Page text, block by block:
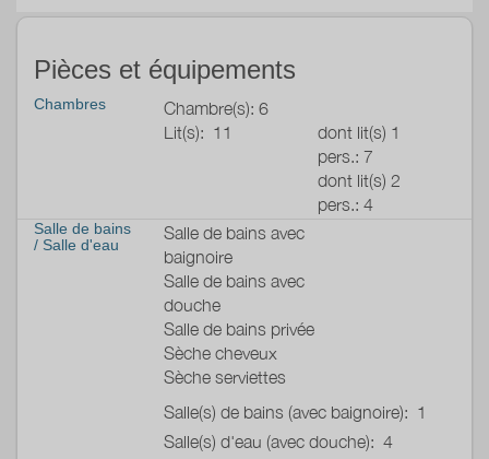
2 salons (dont 1 avec télévision 58 pouces et lecteur de
DVD). Les cheminées sont uniquement décoratives.
Salle à manger,
Cuisine (avec lave-vaisselle, cuisinière électrique, 2 fours
électriques, four à micro-ondes, lave-vaisselle,
réfrigérateur, 2 cafetières électrique, bouilloire, grille-pain,
1 buanderie (avec deuxième frigidaire et lave-linge).
1 WC
Chaufferie avec sèche-linge
1 chambre à coucher avec lit double et lit bébé, et sa
salle de bains avec baignoire.
1 chambre à coucher avec 4 lits simples, et sa salle de
Pièces et équipements
Chambres
Chambre(s): 6
Lit(s): 11
dont lit(s) 1
pers.: 7
dont lit(s) 2
pers.: 4
Salle de bains
/ Salle d'eau
Salle de bains avec
baignoire
Salle de bains avec
douche
Salle de bains privée
Sèche cheveux
Sèche serviettes
Salle(s) de bains (avec baignoire): 1
Salle(s) d'eau (avec douche): 4